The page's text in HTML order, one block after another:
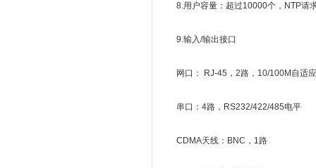
8.用户容量：超过10000个，NTP请
9.输入/输出接口
网口： RJ-45，2路，10/100M自适应
串口：4路，RS232/422/485电平
CDMA天线：BNC，1路